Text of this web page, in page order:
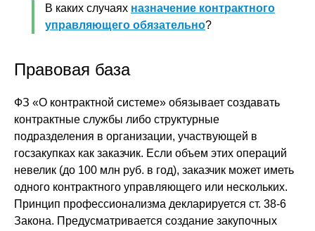
В каких случаях назначение контрактного
управляющего обязательно?
Правовая база
ФЗ «О контрактной системе» обязывает создавать
контрактные службы либо структурные
подразделения в организации, участвующей в
госзакупках как заказчик. Если объем этих операций
невелик (до 100 млн руб. в год), заказчик может иметь
одного контрактного управляющего или нескольких.
Принцип профессионализма декларируется ст. 38-6
Закона. Предусматривается создание закупочных